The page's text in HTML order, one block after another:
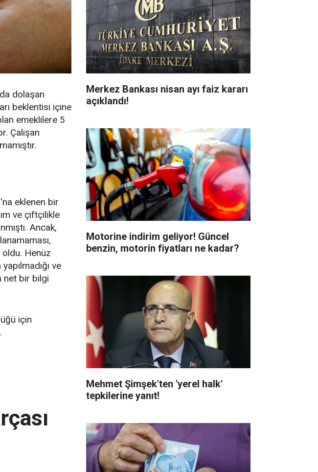
dolaşan
beklentisi içine
emeklilere 5
Çalışan
eklenen bir
ve çiftçilikle
Ancak,
oldu. Henüz
ve
net bir bilgi
için
Merkez Bankası nisan ayı faiz kararı
açıklandı!
Motorine indirim geliyor! Güncel
benzin, motorin fiyatları ne kadar?
Mehmet Şimşek'ten 'yerel halk'
tepkilerine yanıt!